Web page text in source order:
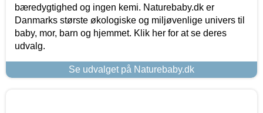
bæredygtighed og ingen kemi. Naturebaby.dk er
Danmarks største økologiske og miljøvenlige univers til
baby, mor, barn og hjemmet. Klik her for at se deres
udvalg.
Se udvalget på Naturebaby.dk